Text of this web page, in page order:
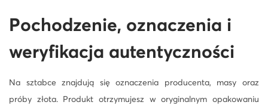
Pochodzenie, oznaczenia i
weryfikacja autentyczności
Na sztabce znajdują się oznaczenia producenta, masy oraz
próby złota. Produkt otrzymujesz w oryginalnym opakowaniu